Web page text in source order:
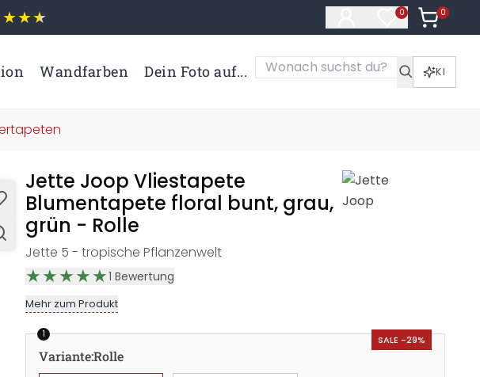
0
Artikel im
0
Artikel
Wandfarben Dein Foto auf... KI
Jette Joop Vliestapete
Blumentapete floral bunt, grau,
grün - Rolle
Jette 5 - tropische Pflanzenwelt
1 Bewertung
Mehr zum Produkt
SALE -29%
1
Variante:Rolle